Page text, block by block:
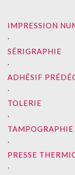
IMPRESSION
∙
SÉRIGRAPHIE
∙
ADHÉSIF
∙
TOLERIE
∙
TAMPOGRAPHIE
∙
PRESSE
∙